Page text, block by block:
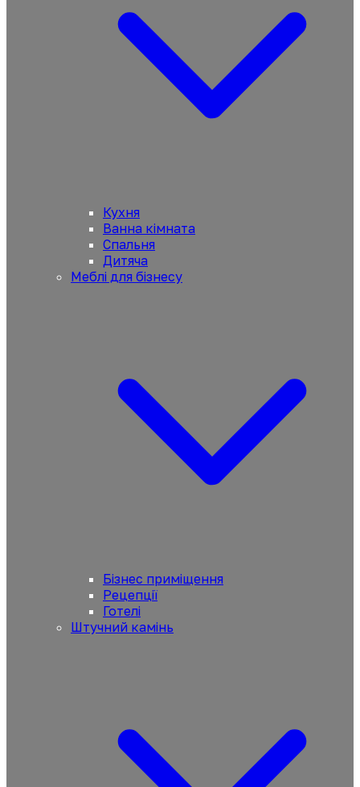
Кухня
Ванна кімната
Спальня
Дитяча
Меблі для бізнесу
Бізнес приміщення
Рецепції
Готелі
Штучний камінь